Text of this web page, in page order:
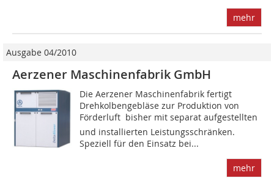
mehr
Ausgabe 04/2010
Aerzener Maschinenfabrik GmbH
Die Aerzener Maschinenfabrik fertigt
Drehkolbengebläse zur Produktion von
Förderluft  bisher mit separat aufgestellten
und installierten Leistungsschränken.
Speziell für den Einsatz bei...
mehr